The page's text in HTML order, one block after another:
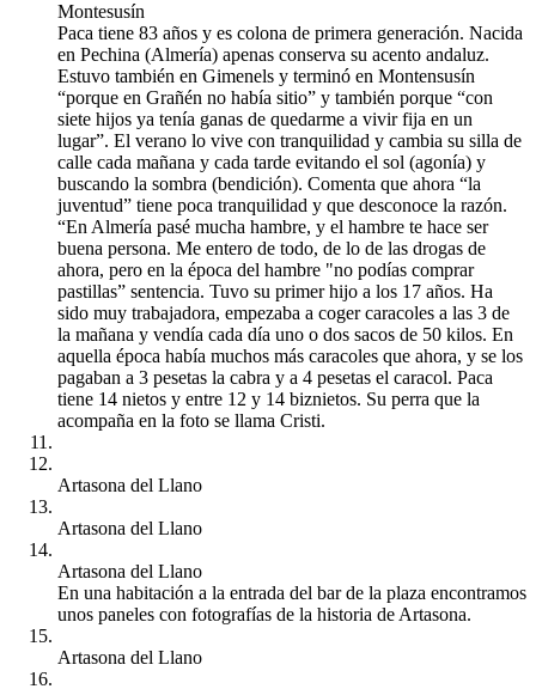
Montesusín
Paca tiene 83 años y es colona de primera generación. Nacida
en Pechina (Almería) apenas conserva su acento andaluz.
Estuvo también en Gimenels y terminó en Montensusín
“porque en Grañén no había sitio” y también porque “con
siete hijos ya tenía ganas de quedarme a vivir fija en un
lugar”. El verano lo vive con tranquilidad y cambia su silla de
calle cada mañana y cada tarde evitando el sol (agonía) y
buscando la sombra (bendición). Comenta que ahora “la
juventud” tiene poca tranquilidad y que desconoce la razón.
“En Almería pasé mucha hambre, y el hambre te hace ser
buena persona. Me entero de todo, de lo de las drogas de
ahora, pero en la época del hambre "no podías comprar
pastillas” sentencia. Tuvo su primer hijo a los 17 años. Ha
sido muy trabajadora, empezaba a coger caracoles a las 3 de
la mañana y vendía cada día uno o dos sacos de 50 kilos. En
aquella época había muchos más caracoles que ahora, y se los
pagaban a 3 pesetas la cabra y a 4 pesetas el caracol. Paca
tiene 14 nietos y entre 12 y 14 biznietos. Su perra que la
acompaña en la foto se llama Cristi.
Artasona del Llano
Artasona del Llano
Artasona del Llano
En una habitación a la entrada del bar de la plaza encontramos
unos paneles con fotografías de la historia de Artasona.
Artasona del Llano